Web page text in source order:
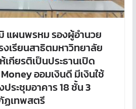
แผนพรหม รองผู้อำนวย
งเรียนสาธิตมหาวิทยาลัย
กียรติเป็นประธานเปิด
ออมเงินดี มีเงินใช้
ะชุมอาคาร 18 ชั้น 3
ฏเทพสตรี